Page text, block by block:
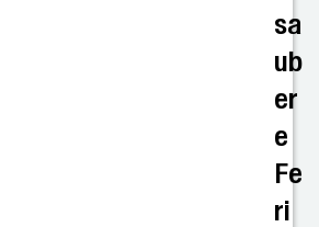
sa
ub
er
e
Fe
ri